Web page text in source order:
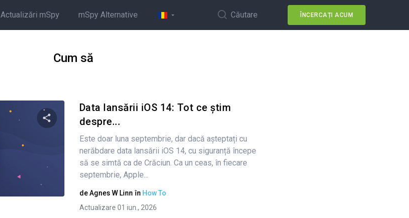
Actualizări mSpy mSpy Alternative Căutare ÎNCERCAȚI ACUM
Cum să
Condividi questo articolo
Data lansării iOS 14: Tot ce știm
despre...
Este doar luna septembrie, dar dacă așteptați cu
nerăbdare data lansării iOS 14, cu siguranță începe
să se simtă ca de Crăciun. Ca un ceas, în fiecare
septembrie, Apple...
deAgnes W Linn în How To
Actualizare 01 iun., 2026